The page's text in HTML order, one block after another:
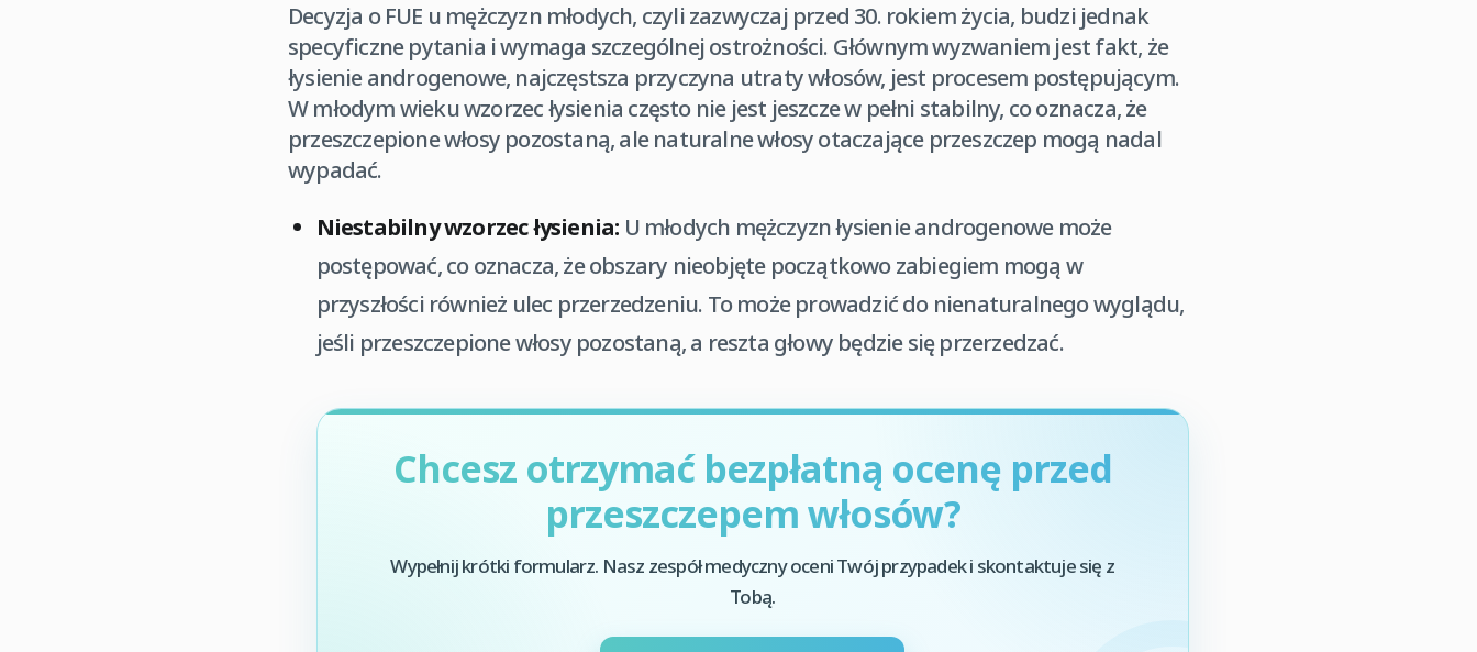
Decyzja o FUE u mężczyzn młodych, czyli zazwyczaj przed 30. rokiem życia, budzi jednak
specyficzne pytania i wymaga szczególnej ostrożności. Głównym wyzwaniem jest fakt, że
łysienie androgenowe, najczęstsza przyczyna utraty włosów, jest procesem postępującym.
W młodym wieku wzorzec łysienia często nie jest jeszcze w pełni stabilny, co oznacza, że
przeszczepione włosy pozostaną, ale naturalne włosy otaczające przeszczep mogą nadal
wypadać.
Niestabilny wzorzec łysienia: U młodych mężczyzn łysienie androgenowe może
postępować, co oznacza, że obszary nieobjęte początkowo zabiegiem mogą w
przyszłości również ulec przerzedzeniu. To może prowadzić do nienaturalnego wyglądu,
jeśli przeszczepione włosy pozostaną, a reszta głowy będzie się przerzedzać.
Chcesz otrzymać bezpłatną ocenę przed
przeszczepem włosów?
Wypełnij krótki formularz. Nasz zespół medyczny oceni Twój przypadek i skontaktuje się z
Tobą.